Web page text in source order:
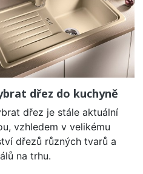
dřez do kuchyně
dřez je stále aktuální
vzhledem v velikému
dřezů různých tvarů a
na trhu.